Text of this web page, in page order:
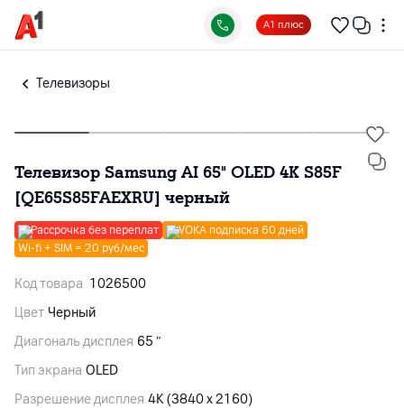
А1 плюс
Телевизоры
Телевизор Samsung AI 65" OLED 4K S85F
[QE65S85FAEXRU] черный
Рассрочка без переплат
VOKA подписка 60 дней
Wi-fi + SIM = 20 руб/мес
Код товара 1026500
Цвет Черный
Диагональ дисплея 65 ″
Тип экрана OLED
Разрешение дисплея 4K (3840 x 2160)